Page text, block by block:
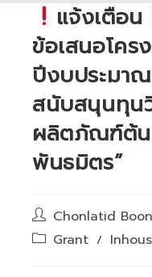
แจ้งเตือน
ข้อเสนอโคร
ปีงบประมา
สนับสนุนทุน
ผลิตภัณฑ์ต้
พันธมิตร”
Post
author:
Chonlatid
PostGrant /